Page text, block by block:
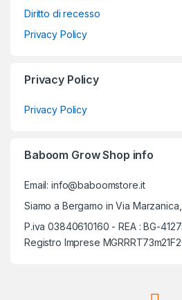
Diritto di recesso
Privacy Policy
Privacy Policy
Privacy Policy
Baboom Grow Shop info
Email: info@baboomstore.it
Siamo a Bergamo in Via Marzanica,
P.iva 03840610160 - REA : BG-
Registro Imprese